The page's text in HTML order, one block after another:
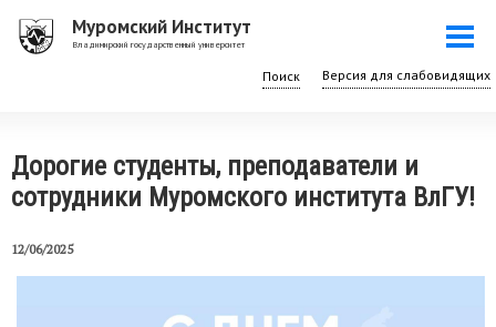
Перейти
Муромский Институт
Владимирский государственный университет
Поиск
Дорогие студенты, преподаватели и
сотрудники Муромского института ВлГУ!
12/06/2025